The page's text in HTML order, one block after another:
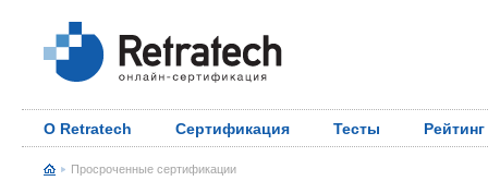
О Retratech Сертификация Тесты Рейтинг
Просроченные сертификации